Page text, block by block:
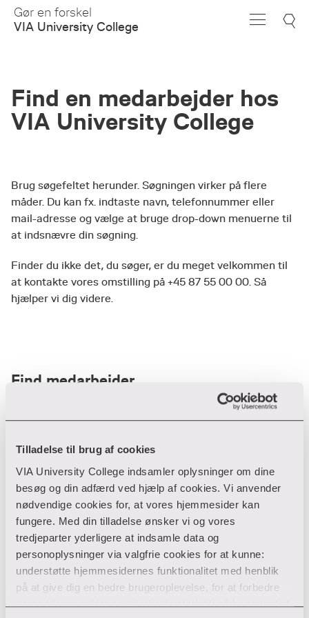
Tilladelse til brug af cookies
VIA University College indsamler oplysninger om dine
besøg og din adfærd ved hjælp af cookies. Vi anvender
nødvendige cookies for, at vores hjemmesider kan
fungere. Med din tilladelse ønsker vi og vores
tredjeparter yderligere at indsamle data og
personoplysninger via valgfrie cookies for at kunne:
understøtte hjemmesidernes funktionalitet med henblik
på at give dig en bedre brugeroplevelse, for at forbedre
vores hjemmesider og udarbejde statistik på baggrund af
Skip
Main
Gør en forskel
VIA University College
Find en medarbejder hos
VIA University College
Brug søgefeltet herunder. Søgningen virker på flere
måder. Du kan fx. indtaste navn, telefonnummer eller
mail-adresse og vælge at bruge drop-down menuerne til
at indsnævre din søgning.
Finder du ikke det, du søger, er du meget velkommen til
at kontakte vores omstilling på +45 87 55 00 00. Så
hjælper vi dig videre.
Find medarbejder
Filter
Ryd filtre
Din søgning gav desværre ikke noget resultat
Giv ikke op endnu!